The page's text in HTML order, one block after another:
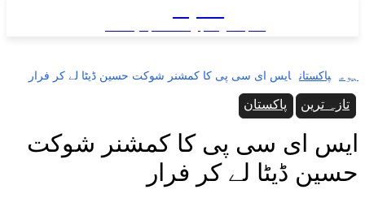
ہوم پاکستان ایس ای سی پی کا کمشنر شوکت حسین ڈیٹا لے کر فرار
پاکستان تازہ ترین
ایس ای سی پی کا کمشنر شوکت
حسین ڈیٹا لے کر فرار